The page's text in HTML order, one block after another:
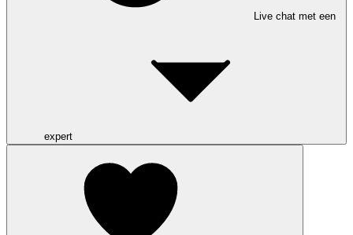
Live chat met een
expert